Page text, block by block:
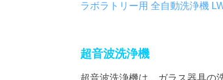
ラボラトリー用 全自動洗浄機
超音波洗浄機